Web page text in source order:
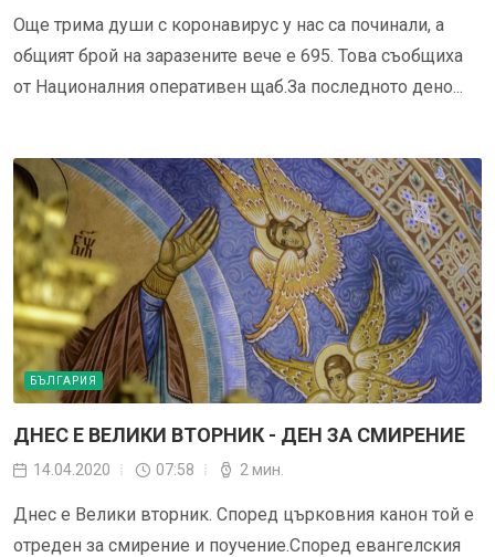
Още трима души с коронавирус у нас са починали, а
общият брой на заразените вече е 695. Това съобщиха
от Националния оперативен щаб.За последното дено...
БЪЛГАРИЯ
ДНЕС Е ВЕЛИКИ ВТОРНИК - ДЕН ЗА СМИРЕНИЕ
14.04.2020 07:58 2 мин.
Днес е Велики вторник. Според църковния канон той е
отреден за смирение и поучение.Според евангелския